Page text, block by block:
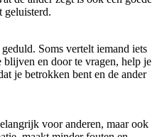
geluisterd.
Soms vertelt iemand iets
en door te vragen, help je
je betrokken bent en de ander
voor anderen, maar ook